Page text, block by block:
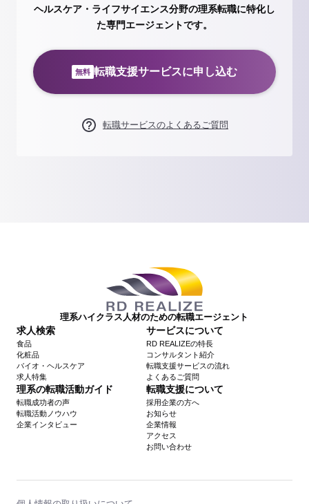
ヘルスケア・ライフサイエンス分野の理系転職に特化し
た専門エージェントです。
無料 転職支援サービスに申し込む
転職サービスのよくあるご質問
理系ハイクラス人材のための転職エージェント
求人検索
食品
化粧品
バイオ・ヘルスケア
求人特集
サービスについて
RD REALIZEの特長
コンサルタント紹介
転職支援サービスの流れ
よくあるご質問
理系の転職活動ガイド
転職成功者の声
転職活動ノウハウ
企業インタビュー
転職支援について
採用企業の方へ
お知らせ
企業情報
アクセス
お問い合わせ